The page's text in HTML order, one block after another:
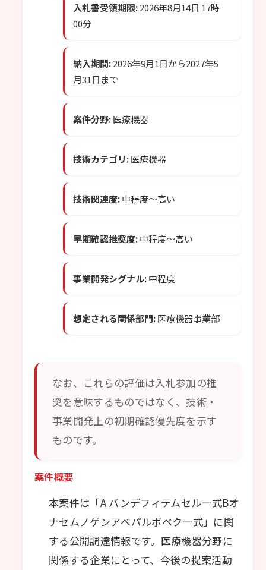
入札書受領期限:2026年8月14日 17時
00分
納入期間:2026年9月1日から2027年5
月31日まで
案件分野:医療機器
技術カテゴリ:医療機器
技術関連度:中程度〜高い
早期確認推奨度:中程度〜高い
事業開発シグナル:中程度
想定される関係部門:医療機器事業部
なお、これらの評価は入札参加の推
奨を意味するものではなく、技術・
事業開発上の初期確認優先度を示す
ものです。
案件概要
本案件は「A バンデフィテムセル一式Bオ
ナセムノゲンアベパルボベク一式」に関
する公開調達情報です。医療機器分野に
関係する企業にとって、今後の提案活動